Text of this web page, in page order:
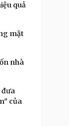
quả
mặt
nhà
đưa
của